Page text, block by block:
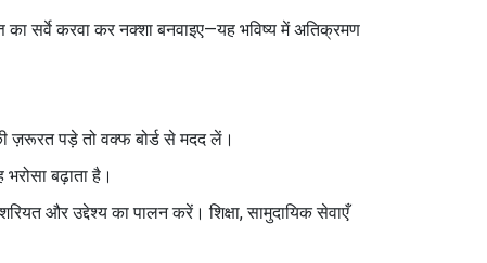
सर्वे करवा कर नक्शा बनवाइए—यह भविष्य में अतिक्रमण
ज़रूरत पड़े तो वक्फ बोर्ड से मदद लें।
बढ़ाता है।
और उद्देश्य का पालन करें। शिक्षा, सामुदायिक सेवाएँ